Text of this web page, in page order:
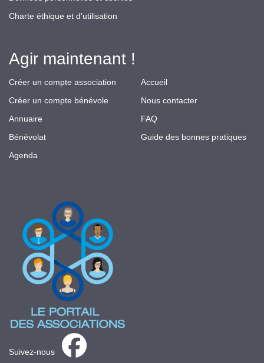
Suivez-nous
Charte éthique et d'utilisation
Agir maintenant !
Créer un compte association
Créer un compte bénévole
Annuaire
Bénévolat
Agenda
Accueil
Nous contacter
FAQ
Guide des bonnes pratiques